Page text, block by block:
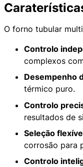
O forno tubular
Controlo
complexos
Desempenho
térmico puro.
Controlo
resultados de
Seleção
corrosão para
Controlo